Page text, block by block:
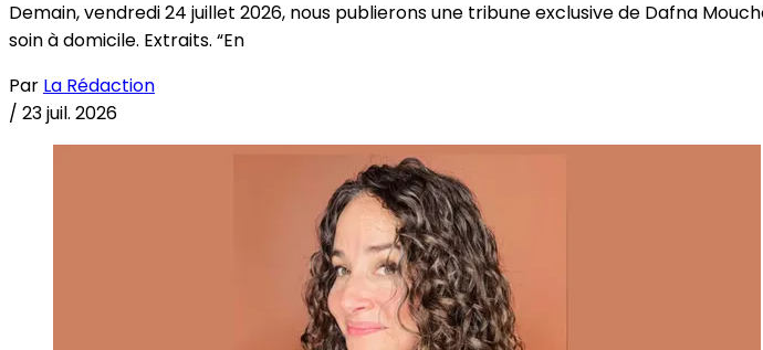
Demain, vendredi 24 juillet 2026, nous publierons une tribune exclusive de Dafna
soin à domicile. Extraits. “En
Par La Rédaction
/ 23 juil. 2026